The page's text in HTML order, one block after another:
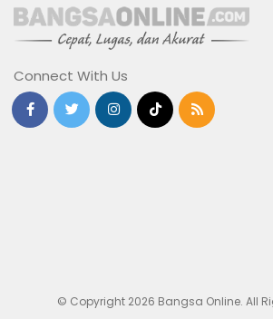
Connect With Us
© Copyright 2026 Bangsa Online. All